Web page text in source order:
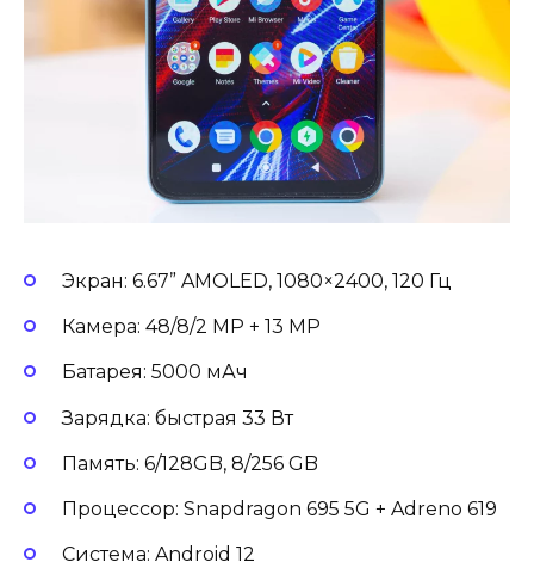
Экран: 6.67” AMOLED, 1080×2400, 120 Гц
Камера: 48/8/2 MP + 13 MP
Батарея: 5000 мАч
Зарядка: быстрая 33 Вт
Память: 6/128GB, 8/256 GB
Процессор: Snapdragon 695 5G + Adreno 619
Система: Android 12